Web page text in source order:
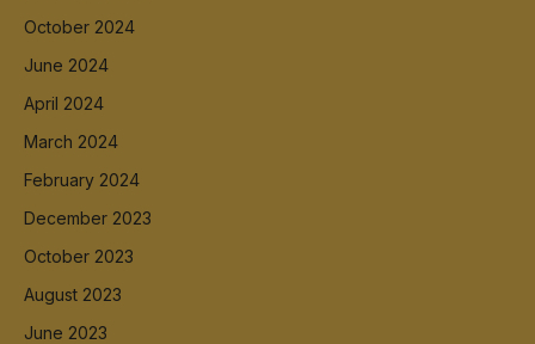
October 2024
June 2024
April 2024
March 2024
February 2024
December 2023
October 2023
August 2023
June 2023